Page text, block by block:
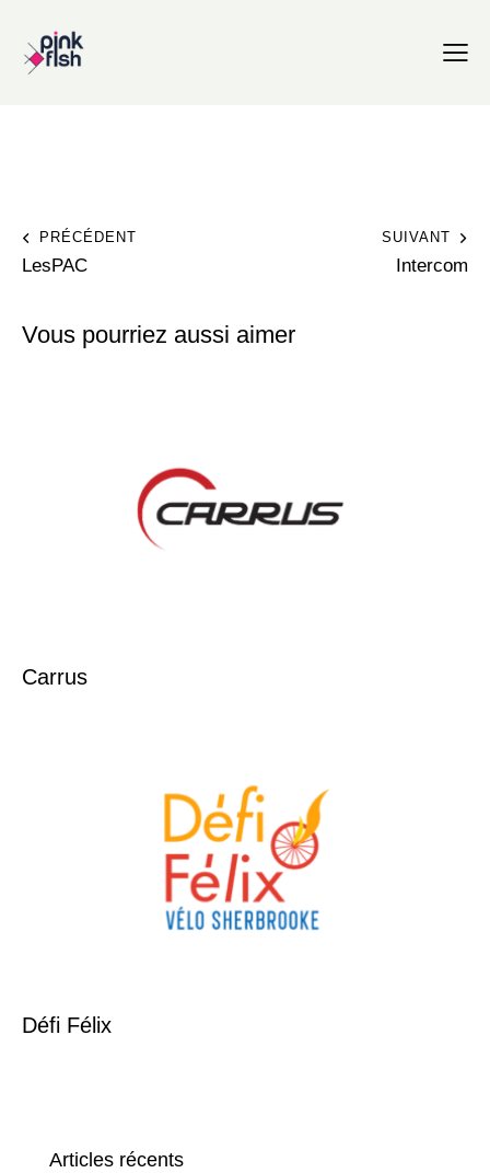
PRÉCÉDENT
LesPAC
SUIVANT
Intercom
Vous pourriez aussi aimer
Carrus
Défi Félix
Articles récents